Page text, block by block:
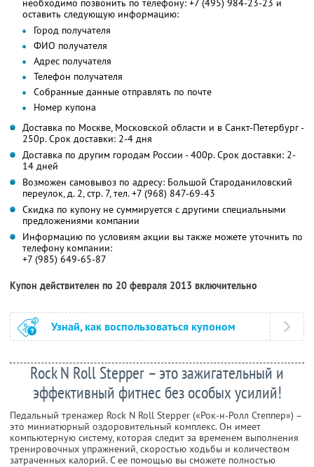
необходимо позвонить по телефону: +7 (495) 984-23-23 и
оставить следующую информацию:
Город получателя
ФИО получателя
Адрес получателя
Телефон получателя
Собранные данные отправлять по почте
Номер купона
Доставка по Москве, Московской области и в Санкт-Петербург -
250р. Срок доставки: 2-4 дня
Доставка по другим городам России - 400р. Срок доставки: 2-
14 дней
Возможен самовывоз по адресу: Большой Староданиловский
переулок, д. 2, стр. 7, тел. +7 (968) 847-69-43
Скидка по купону не суммируется с другими специальными
предложениями компании
Информацию по условиям акции вы также можете уточнить по
телефону компании:
+7 (985) 649-65-87
Купон действителен по 20 февраля 2013 включительно
Узнай, как воспользоваться купоном
Rock N Roll Stepper – это зажигательный и
эффективный фитнес без особых усилий!
Педальный тренажер Rock N Roll Stepper («Рок-н-Ролл Степпер») –
это миниатюрный оздоровительный комплекс. Он имеет
компьютерную систему, которая следит за временем выполнения
тренировочных упражнений, скоростью ходьбы и количеством
затраченных калорий. С ее помощью вы сможете полностью